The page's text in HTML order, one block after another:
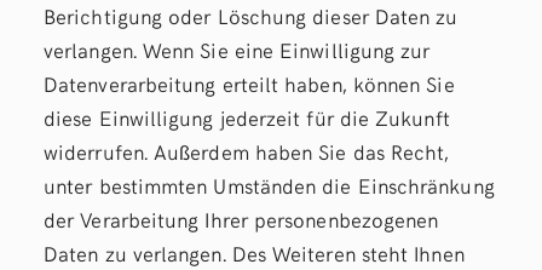
Berichtigung oder Löschung dieser Daten zu
verlangen. Wenn Sie eine Einwilligung zur
Datenverarbeitung erteilt haben, können Sie
diese Einwilligung jederzeit für die Zukunft
widerrufen. Außerdem haben Sie das Recht,
unter bestimmten Umständen die Einschränkung
der Verarbeitung Ihrer personenbezogenen
Daten zu verlangen. Des Weiteren steht Ihnen